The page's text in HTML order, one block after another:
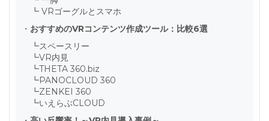
┗ VRゴーグルとスマホ
・ おすすめのVRコンテンツ作成ツール：比較6選
┗スペースリー
┗VR内見
┗THETA 360.biz
┗PANOCLOUD 360
┗ZENKEI 360
┗いえらぶCLOUD